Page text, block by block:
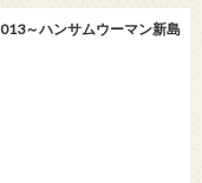
～ハンサムウーマン新島